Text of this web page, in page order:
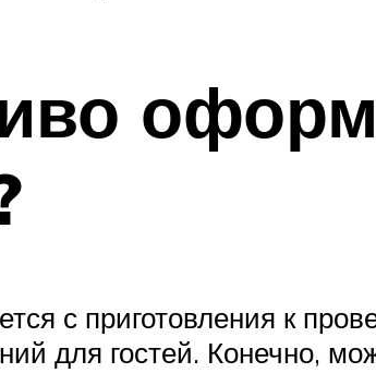
с приготовления к
для гостей. Конечно,